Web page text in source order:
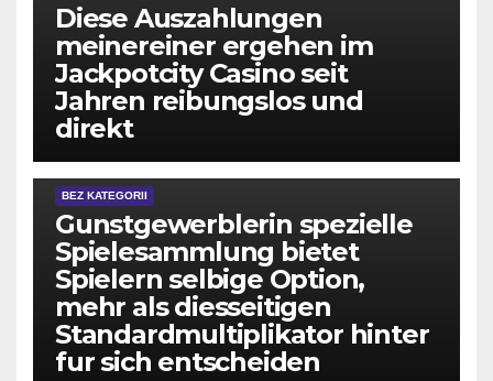
Diese Auszahlungen
meinereiner ergehen im
Jackpotcity Casino seit
Jahren reibungslos und
direkt
BEZ KATEGORII
Gunstgewerblerin spezielle
Spielesammlung bietet
Spielern selbige Option,
mehr als diesseitigen
Standardmultiplikator hinter
fur sich entscheiden
BEZ KATEGORII